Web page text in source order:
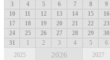
3
4 5 6 7 8
9
10
11 12 13 14 15
16
17
18 19 20 21 22
23
24
25 26 27 28 29
30
31
1 2 3 4 5
6
2025
2026 2027